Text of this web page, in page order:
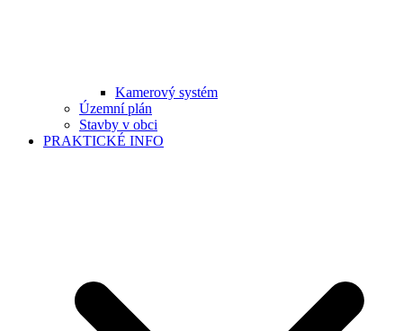
Kamerový systém
Územní plán
Stavby v obci
PRAKTICKÉ INFO